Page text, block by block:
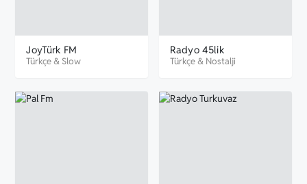
JoyTürk FM
Türkçe& Slow
Radyo 45lik
Türkçe& Nostalji